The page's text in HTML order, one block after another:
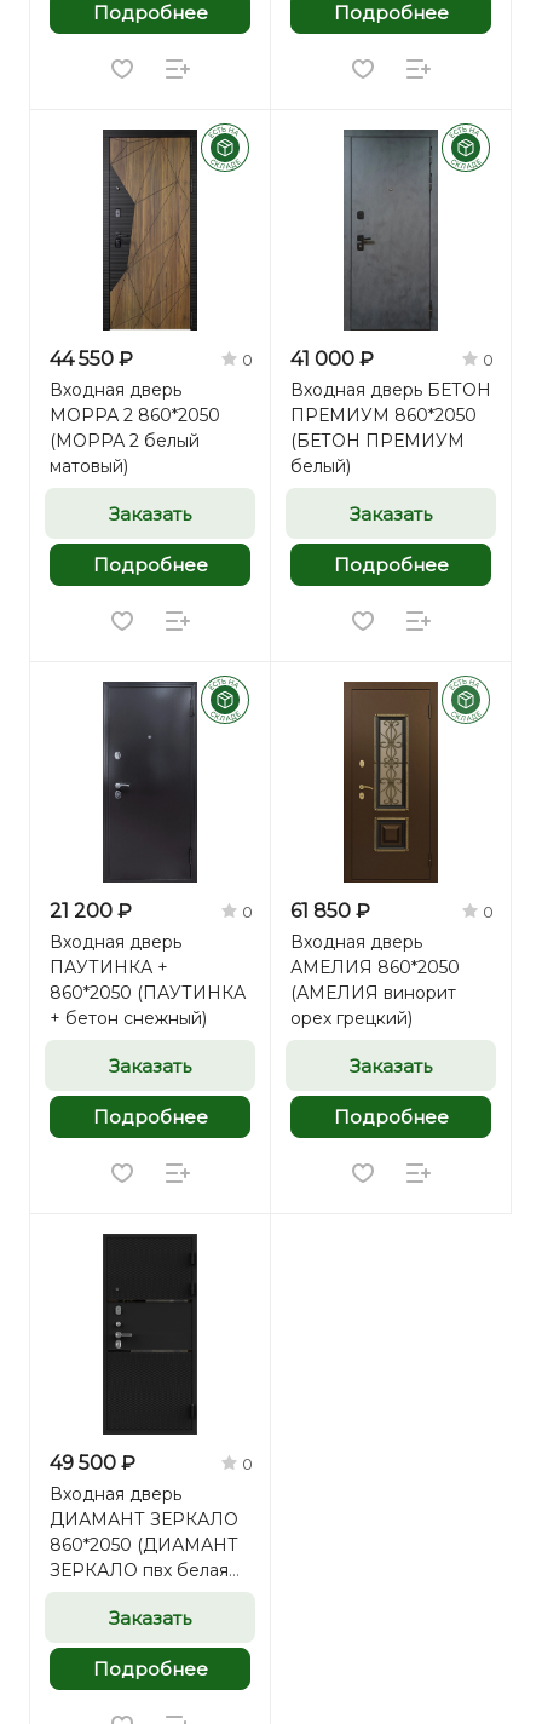
Подробнее Подробнее
44 550 ₽ 0
Входная дверь
МОРРА 2 860*2050
(МОРРА 2 белый
матовый)
Заказать
Подробнее
41 000 ₽ 0
Входная дверь БЕТОН
ПРЕМИУМ 860*2050
(БЕТОН ПРЕМИУМ
белый)
Заказать
Подробнее
21 200 ₽ 0
Входная дверь
ПАУТИНКА +
860*2050 (ПАУТИНКА
+ бетон снежный)
Заказать
Подробнее
61 850 ₽ 0
Входная дверь
АМЕЛИЯ 860*2050
(АМЕЛИЯ винорит
орех грецкий)
Заказать
Подробнее
49 500 ₽ 0
Входная дверь
ДИАМАНТ ЗЕРКАЛО
860*2050 (ДИАМАНТ
ЗЕРКАЛО пвх белая
матовая)
Заказать
Подробнее